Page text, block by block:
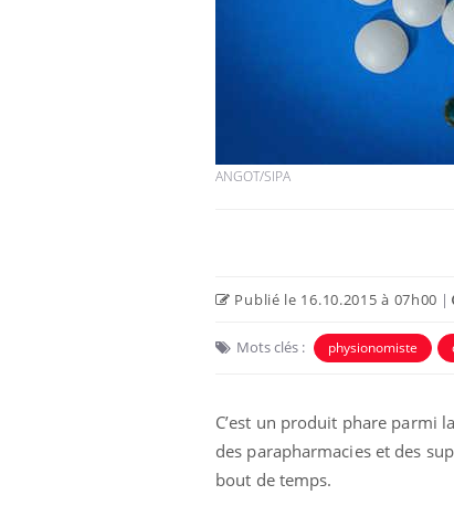
ANGOT/SIPA
Publié le 16.10.2015 à 07h00 |
Mots clés : physionomiste
C’est un produit phare parmi
des parapharmacies et des
bout de temps.